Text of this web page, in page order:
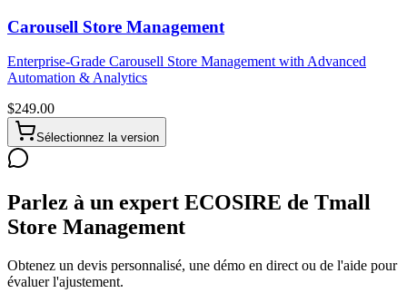
Carousell Store Management
Enterprise-Grade Carousell Store Management with Advanced
Automation & Analytics
$249.00
Sélectionnez la version
Parlez à un expert ECOSIRE de Tmall
Store Management
Obtenez un devis personnalisé, une démo en direct ou de l'aide pour
évaluer l'ajustement.